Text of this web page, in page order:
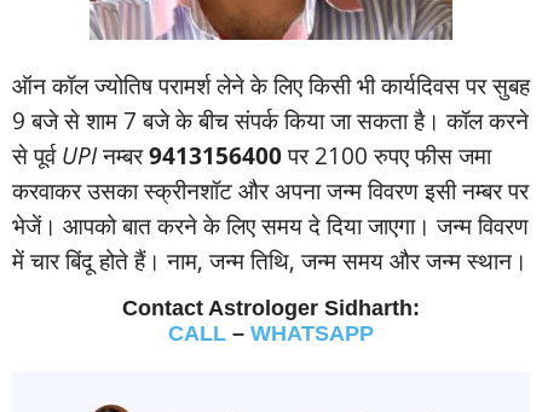
ऑन कॉल ज्‍योतिष परामर्श लेने के लिए किसी भी कार्यदिवस पर सुबह
9 बजे से शाम 7 बजे के बीच संपर्क किया जा सकता है। कॉल करने
से पूर्वUPIनम्‍बर9413156400पर 2100 रुपए फीस जमा
करवाकर उसका स्‍क्रीनशॉट और अपना जन्‍म विवरण इसी नम्‍बर पर
भेजें। आपको बात करने के लिए समय दे दिया जाएगा। जन्‍म विवरण
में चार बिंदू होते हैं। नाम, जन्‍म तिथि, जन्‍म समय और जन्‍म स्‍थान।
Contact Astrologer Sidharth:
CALL – WHATSAPP